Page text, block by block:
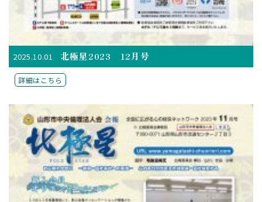
2025.10.01 北極星2023 12月号
詳細はこちら